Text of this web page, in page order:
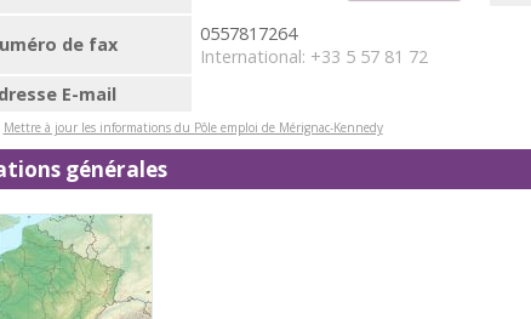
de fax
0557817264
International: +33 5 57 81 72
E-mail
Mettre à jour les informations du Pôle emploi de Mérignac-Kennedy
générales